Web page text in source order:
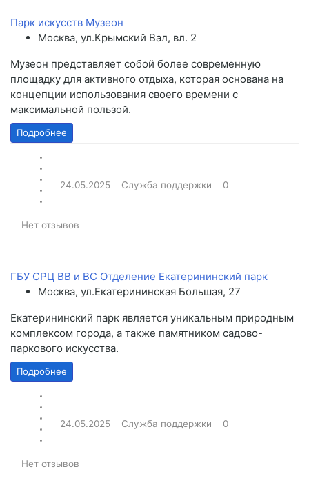
Парк искусств Музеон
Москва, ул.Крымский Вал, вл. 2
Музеон представляет собой более современную
площадку для активного отдыха, которая основана на
концепции использования своего времени с
максимальной пользой.
Подробнее
24.05.2025 Служба поддержки 0
Нет отзывов
ГБУ СРЦ ВВ и ВС Отделение Екатерининский парк
Москва, ул.Екатерининская Большая, 27
Екатерининский парк является уникальным природным
комплексом города, а также памятником садово-
паркового искусства.
Подробнее
24.05.2025 Служба поддержки 0
Нет отзывов